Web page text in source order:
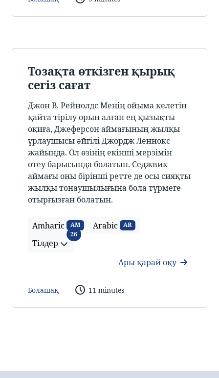
Тозақта өткізген қырық
сегіз сағат
Джон В. Рейнолдс Менің ойыма келетін
қайта тірілу орын алған ең қызықты
оқиға, Джеферсон аймағының жылқы
ұрлаушысы әйгілі Джордж Леннокс
жайында. Ол өзінің екінші мерзімін
өтеу барысында болатын. Седжвик
аймағы оны бірінші ретте де осы сияқты
жылқы тонаушылығына бола түрмеге
отырғызған болатын.
Amharic AM Arabic AR
Тілдер
26Тілдер
Ары қарай оқу
Болашақ 11 minutes